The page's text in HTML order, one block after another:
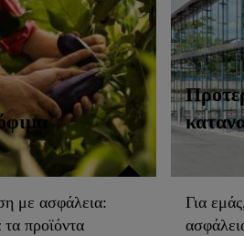
με ασφάλεια:
προϊόντα
Για